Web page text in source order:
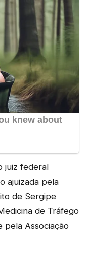
juiz federal
ajuizada pela
de Sergipe
de Tráfego
pela Associação